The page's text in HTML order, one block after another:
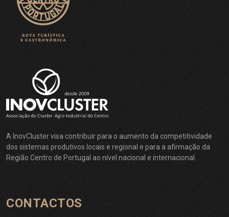
A InovCluster visa contribuir para o aumento da competitividade
dos sistemas produtivos locais e regional e para a afirmação da
Região Centro de Portugal ao nível nacional e internacional.
CONTACTOS